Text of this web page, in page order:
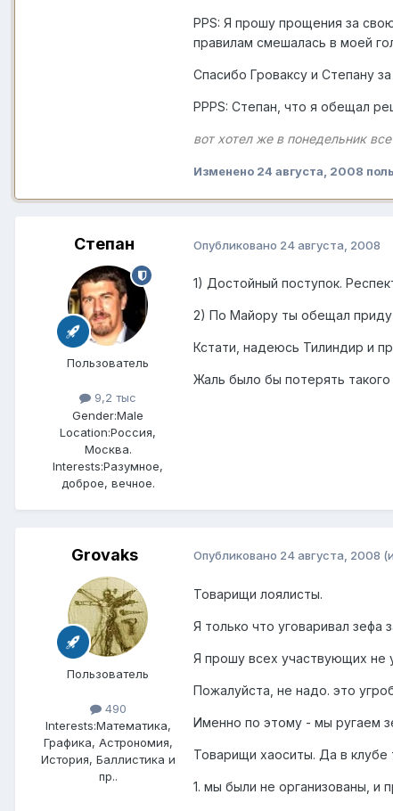
PPS: Я прошу прощения за
правилам смешалась в моей
Спасибо Гроваксу и Степану
PPPS: Степан, что я обещал
вот хотел же в понедельник
Изменено 24 августа, 2008
Степан
Пользователь
9,2 тыс
Gender:Male
Location:Россия,
Москва.
Interests:Разумное,
доброе, вечное.
Опубликовано 24 августа, 2008
1) Достойный поступок.
2) По Майору ты обещал
Кстати, надеюсь Тилиндир и
Жаль было бы потерять такого
Grovaks
Пользователь
490
Interests:Математика,
Графика, Астрономия,
История, Баллистика и
пр..
Опубликовано 24 августа, 2008
Товарищи лоялисты.
Я только что уговаривал зефа
Я прошу всех участвующих не
Пожалуйста, не надо. это
Именно по этому - мы ругаем
Товарищи хаоситы. Да в
1. мы были не организованы, и